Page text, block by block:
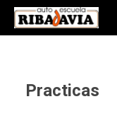
Practicas